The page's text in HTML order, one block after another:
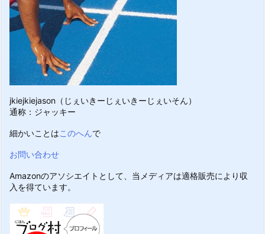
jkiejkiejason（じぇいきーじぇいきーじぇいそん）
通称：ジャッキー
細かいことはこのへんで
お問い合わせ
Amazonのアソシエイトとして、当メディアは適格販売により収
入を得ています。